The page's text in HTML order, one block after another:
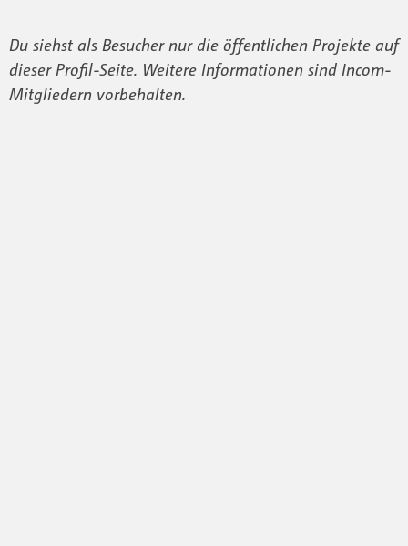
Du siehst als Besucher nur die öffentlichen Projekte auf
dieser Profil-Seite. Weitere Informationen sind Incom-
Mitgliedern vorbehalten.